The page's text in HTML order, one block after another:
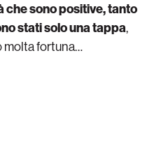
che sono positive, tanto
stati solo una tappa,
molta fortuna…